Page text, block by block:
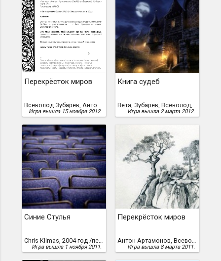
Перекрёсток миров
Всеволод Зубарев, Антон Артамонов, P.Kosyh, 2011 год, /Пётр Косых/
Игра вышла 15 ноября 2012.
Книга судеб
Вета, Зубарев, Всеволод, y4n
Игра вышла 2 марта 2012.
Синие Стулья
Chris Klimas, 2004 год /перевод Вячеслава Добранова, 2011 г./
Игра вышла 1 ноября 2011.
Перекрёсток миров
Антон Артамонов, Всеволод Зубарев
Игра вышла 8 марта 2011.